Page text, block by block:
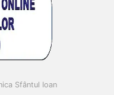
Sfântul Ioan